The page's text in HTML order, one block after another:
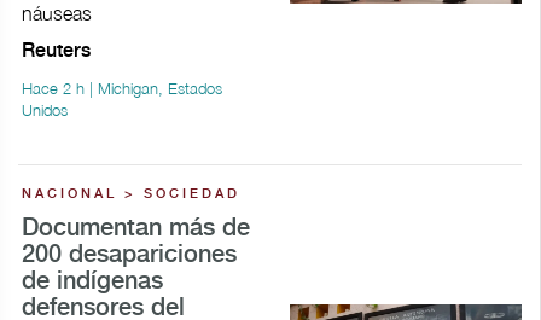
náuseas
Reuters
Hace 2 h | Michigan, Estados
Unidos
NACIONAL > SOCIEDAD
Documentan más de
200 desapariciones
de indígenas
defensores del